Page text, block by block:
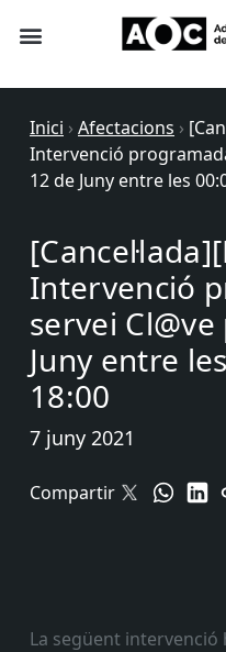
Inici › Afectacions ›
Intervenció
12 de Juny entre les
Intervenció
servei
Juny entre
18:00
7 juny 2021
Compartir
La següent intervenció